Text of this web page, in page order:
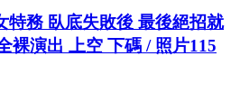
特務 臥底失敗後 最後絕招就
裸演出 上空 下碼 / 照片115